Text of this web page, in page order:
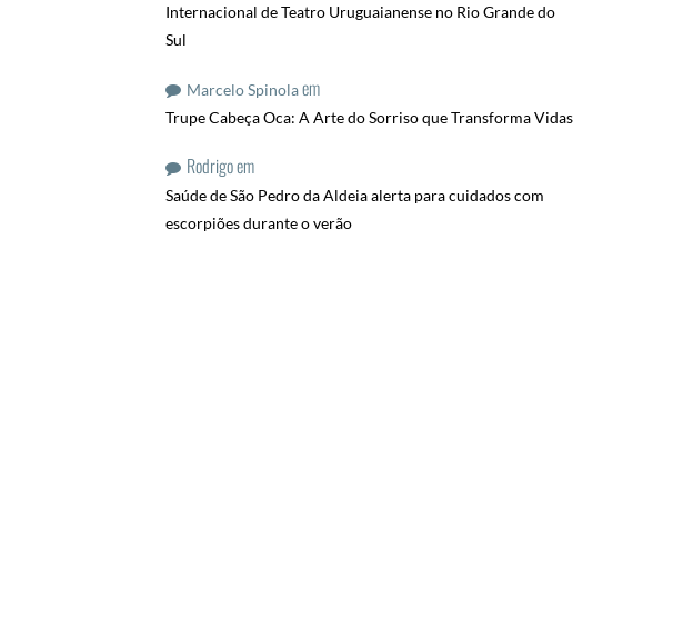
Internacional de Teatro Uruguaianense no Rio Grande do
Sul
Marcelo Spinolaem
Trupe Cabeça Oca: A Arte do Sorriso que Transforma Vidas
Rodrigoem
Saúde de São Pedro da Aldeia alerta para cuidados com
escorpiões durante o verão